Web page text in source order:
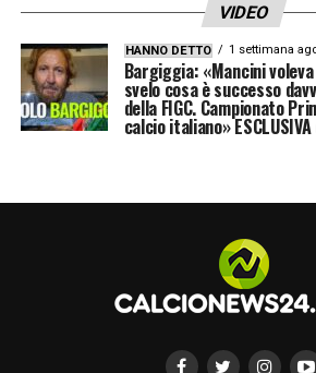
VIDEO
HANNO DETTO 1 settimana
Bargiggia: «Mancini
svelo cosa è successo
della FIGC. Campionato
calcio italiano» ESCLUSIVA